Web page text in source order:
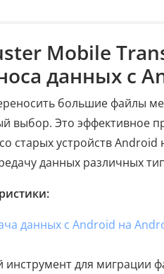
Mobile
данных с
большие файлы
выбор. Это эффективное
старых устройств
данных различных
данных с Android на
для миграции